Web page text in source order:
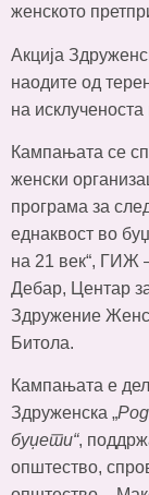
женското
Акција
наодите од
на
Кампањата се
женски
програма за
еднаквост во
на 21 век“, ГИЖ
Дебар, Центар
Здружение
Битола.
Кампањата е дел
Здруженска „
буџети“,
општество,